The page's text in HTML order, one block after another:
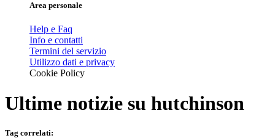
Area personale
Help e Faq
Info e contatti
Termini del servizio
Utilizzo dati e privacy
Cookie Policy
Ultime notizie su hutchinson
Tag correlati: